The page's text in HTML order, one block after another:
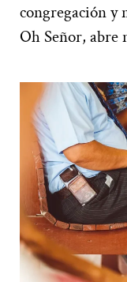
congregación y
Oh Señor, abre